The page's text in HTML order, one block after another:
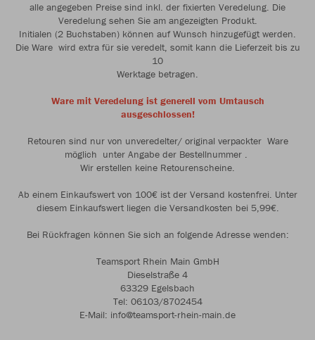
alle angegeben Preise sind inkl. der fixierten Veredelung. Die
Veredelung sehen Sie am angezeigten Produkt.
Initialen (2 Buchstaben) können auf Wunsch hinzugefügt werden.
Die Ware wird extra für sie veredelt, somit kann die Lieferzeit bis zu
10
Werktage betragen.
Ware mit Veredelung ist generell vom Umtausch
ausgeschlossen!
Retouren sind nur von unveredelter/ original verpackter Ware
möglich unter Angabe der Bestellnummer .
Wir erstellen keine Retourenscheine.
Ab einem Einkaufswert von 100€ ist der Versand kostenfrei. Unter
diesem Einkaufswert liegen die Versandkosten bei 5,99€.
Bei Rückfragen können Sie sich an folgende Adresse wenden:
Teamsport Rhein Main GmbH
Dieselstraße 4
63329 Egelsbach
Tel: 06103/8702454
E-Mail: info@teamsport-rhein-main.de